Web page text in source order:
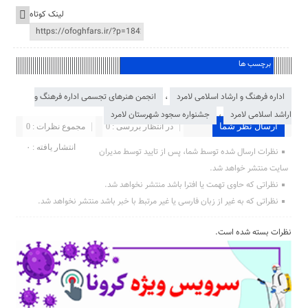
لینک کوتاه
برچسب ها
اداره فرهنگ و ارشاد اسلامی لامرد ،
انجمن هنرهای تجسمی اداره فرهنگ و
اراشد اسلامی لامرد ، جشنواره سجود شهرستان لامرد
ارسال نظر شما مجموع نظرات : 0 در انتظار بررسی : 0
انتشار یافته : ۰
نظرات ارسال شده توسط شما، پس از تایید توسط مدیران
سایت منتشر خواهد شد.
نظراتی که حاوی تهمت یا افترا باشد منتشر نخواهد شد.
نظراتی که به غیر از زبان فارسی یا غیر مرتبط با خبر باشد منتشر نخواهد شد.
نظرات بسته شده است.